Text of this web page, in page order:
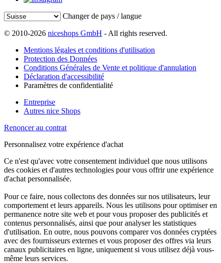
Changer de pays / langue
© 2010-2026 niceshops GmbH - All rights reserved.
Mentions légales et conditions d'utilisation
Protection des Données
Conditions Générales de Vente et politique d'annulation
Déclaration d'accessibilité
Paramètres de confidentialité
Entreprise
Autres nice Shops
Renoncer au contrat
Personnalisez votre expérience d'achat
Ce n'est qu'avec votre consentement individuel que nous utilisons
des cookies et d'autres technologies pour vous offrir une expérience
d'achat personnalisée.
Pour ce faire, nous collectons des données sur nos utilisateurs, leur
comportement et leurs appareils. Nous les utilisons pour optimiser en
permanence notre site web et pour vous proposer des publicités et
contenus personnalisés, ainsi que pour analyser les statistiques
d'utilisation. En outre, nous pouvons comparer vos données cryptées
avec des fournisseurs externes et vous proposer des offres via leurs
canaux publicitaires en ligne, uniquement si vous utilisez déjà vous-
même leurs services.